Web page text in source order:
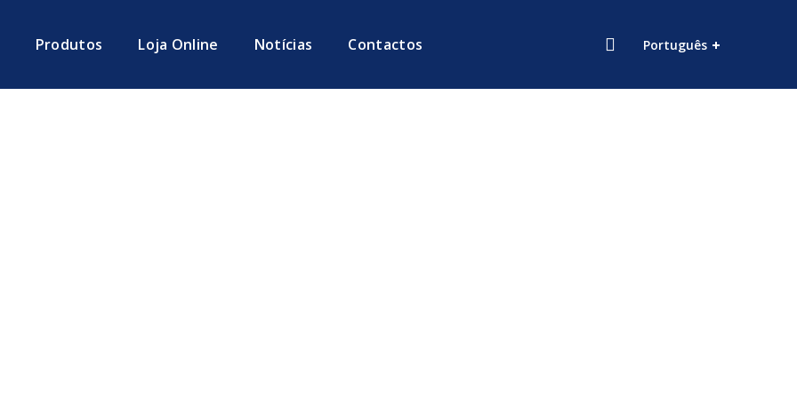
Produtos Loja Online Notícias Contactos Português